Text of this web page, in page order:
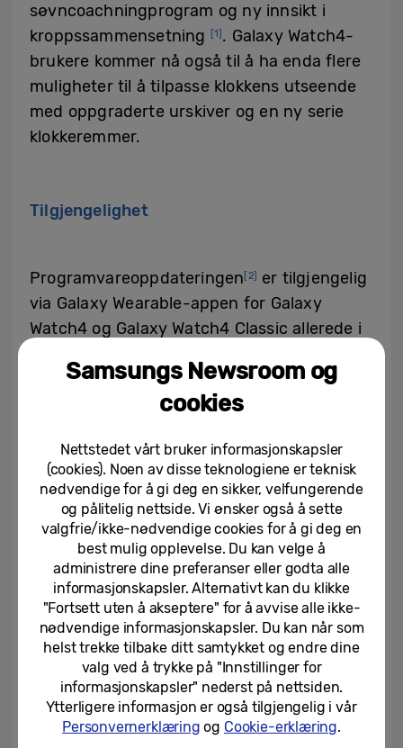
søvncoachningprogram og ny innsikt i
kroppssammensetning
[1] . Galaxy Watch4-
brukere kommer nå også til å ha enda flere
muligheter til å tilpasse klokkens utseende
med oppgraderte urskiver og en ny serie
klokkeremmer.
Tilgjengelighet
Programvareoppdateringen [2]
er tilgjengelig
via Galaxy Wearable-appen for Galaxy
Watch4 og Galaxy Watch4 Classic allerede i
klokkeremmene fra og med slutten av
https://www.samsung.com/
Mer informasjon om den siste
programvareoppdateringen og de nye
funksjonene finner duher i Samsungs
Globale Nyhetsrom
Les mer
Galaxy Watch4:www.samsung.com/galaxy-
watch4
Samsungs Newsroom og
cookies
Nettstedet vårt bruker informasjonskapsler
(cookies). Noen av disse teknologiene er teknisk
nødvendige for å gi deg en sikker, velfungerende
og pålitelig nettside. Vi ønsker også å sette
valgfrie/ikke-nødvendige cookies for å gi deg en
best mulig opplevelse. Du kan velge å
administrere dine preferanser eller godta alle
informasjonskapsler. Alternativt kan du klikke
"Fortsett uten å akseptere" for å avvise alle ikke-
nødvendige informasjonskapsler. Du kan når som
helst trekke tilbake ditt samtykket og endre dine
valg ved å trykke på "Innstillinger for
informasjonskapsler" nederst på nettsiden.
Ytterligere informasjon er også tilgjengelig i vår
Personvernerklæring og Cookie-erklæring.